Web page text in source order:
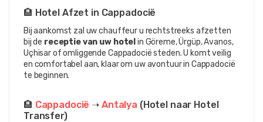
🏨 Hotel Afzet in Cappadocië
Bij aankomst zal uw chauffeur u rechtstreeks afzetten
bij de receptie van uw hotel in Göreme, Ürgüp, Avanos,
Uçhisar of omliggende Cappadocië steden. U komt veilig
en comfortabel aan, klaar om uw avontuur in Cappadocië
te beginnen.
🏨 Cappadocië ➝ Antalya (Hotel naar Hotel
Transfer)